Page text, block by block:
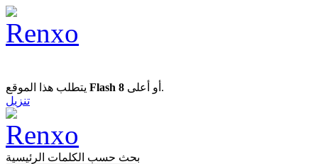
Flash 8
أو أعلى.
تنزيل
بحث حسب الكلمات الرئيسية